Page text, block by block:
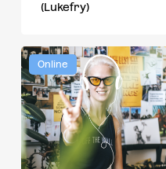
(Lukefry)
Online